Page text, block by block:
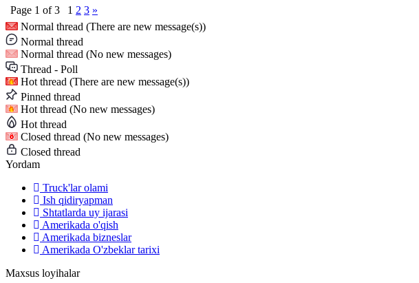
Page 1 of3 1 2 3 »
Normal thread (There are new message(s))
Normal thread
Normal thread (No new messages)
Thread - Poll
Hot thread (There are new message(s))
Pinned thread
Hot thread (No new messages)
Hot thread
Closed thread (No new messages)
Closed thread
Yordam
Truck'lar olami
Ish qidiryapman
Shtatlarda uy ijarasi
Amerikada o'qish
Amerikada bizneslar
Amerikada O'zbeklar tarixi
Maxsus loyihalar